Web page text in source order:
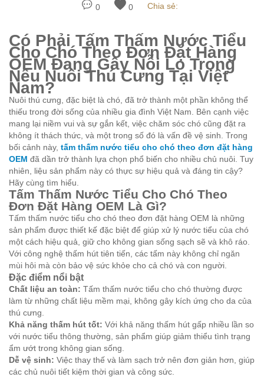
0 0 Chia sẻ:
Có Phải Tấm Thấm Nước Tiểu
Cho Chó Theo Đơn Đặt Hàng
OEM Đang Gây Nỗi Lo Trong
Nếu Nuôi Thú Cưng Tại Việt
Nam?
Nuôi thú cưng, đặc biệt là chó, đã trở thành một phần không thể
thiếu trong đời sống của nhiều gia đình Việt Nam. Bên cạnh việc
mang lại niềm vui và sự gắn kết, việc chăm sóc chó cũng đặt ra
không ít thách thức, và một trong số đó là vấn đề vệ sinh. Trong
bối cảnh này, tấm thấm nước tiểu cho chó theo đơn đặt hàng
OEM đã dần trở thành lựa chọn phổ biến cho nhiều chủ nuôi. Tuy
nhiên, liệu sản phẩm này có thực sự hiệu quả và đáng tin cậy?
Hãy cùng tìm hiểu.
Tấm Thấm Nước Tiểu Cho Chó Theo
Đơn Đặt Hàng OEM Là Gì?
Tấm thấm nước tiểu cho chó theo đơn đặt hàng OEM là những
sản phẩm được thiết kế đặc biệt để giúp xử lý nước tiểu của chó
một cách hiệu quả, giữ cho không gian sống sạch sẽ và khô ráo.
Với công nghệ thấm hút tiên tiến, các tấm này không chỉ ngăn
mùi hôi mà còn bảo vệ sức khỏe cho cả chó và con người.
Đặc điểm nổi bật
Chất liệu an toàn: Tấm thấm nước tiểu cho chó thường được
làm từ những chất liệu mềm mại, không gây kích ứng cho da của
thú cưng.
Khả năng thấm hút tốt: Với khả năng thấm hút gấp nhiều lần so
với nước tiểu thông thường, sản phẩm giúp giảm thiểu tình trạng
ẩm ướt trong không gian sống.
Dễ vệ sinh: Việc thay thế và làm sạch trở nên đơn giản hơn, giúp
các chủ nuôi tiết kiệm thời gian và công sức.